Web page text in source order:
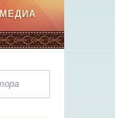
МЕДИА